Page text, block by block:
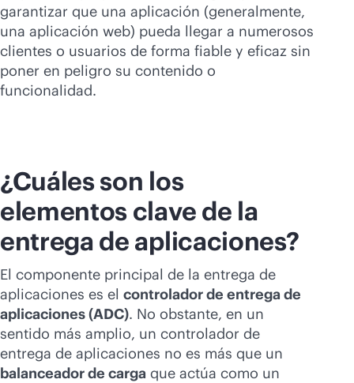
Comprar ahora
garantizar que una aplicación (generalmente,
una aplicación web) pueda llegar a numerosos
clientes o usuarios de forma fiable y eficaz sin
poner en peligro su contenido o
funcionalidad.
¿Cuáles son los
elementos clave de la
entrega de aplicaciones?
El componente principal de la entrega de
aplicaciones es el controlador de entrega de
aplicaciones (ADC). No obstante, en un
sentido más amplio, un controlador de
entrega de aplicaciones no es más que un
balanceador de carga que actúa como un